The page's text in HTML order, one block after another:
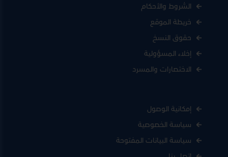
الشروط والأحكام
خريطة الموقع
حقوق النسخ
إخلاء المسؤولية
الاختصارات والمسرد
إمكانية الوصول
سياسة الخصوصية
سياسة البيانات المفتوحة